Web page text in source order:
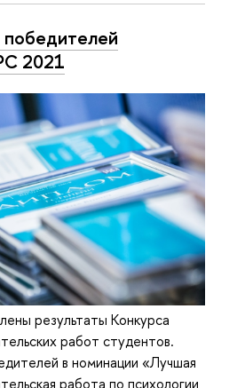
2021
результаты Конкурса
работ студентов.
в номинации «Лучшая
работа по психологии